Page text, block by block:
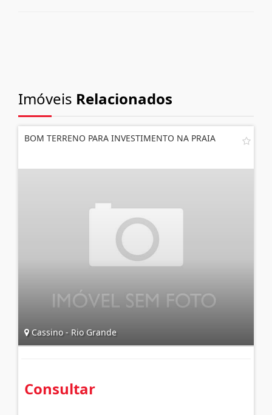
Imóveis Relacionados
BOM TERRENO PARA INVESTIMENTO NA PRAIA
Cassino - Rio Grande
Consultar